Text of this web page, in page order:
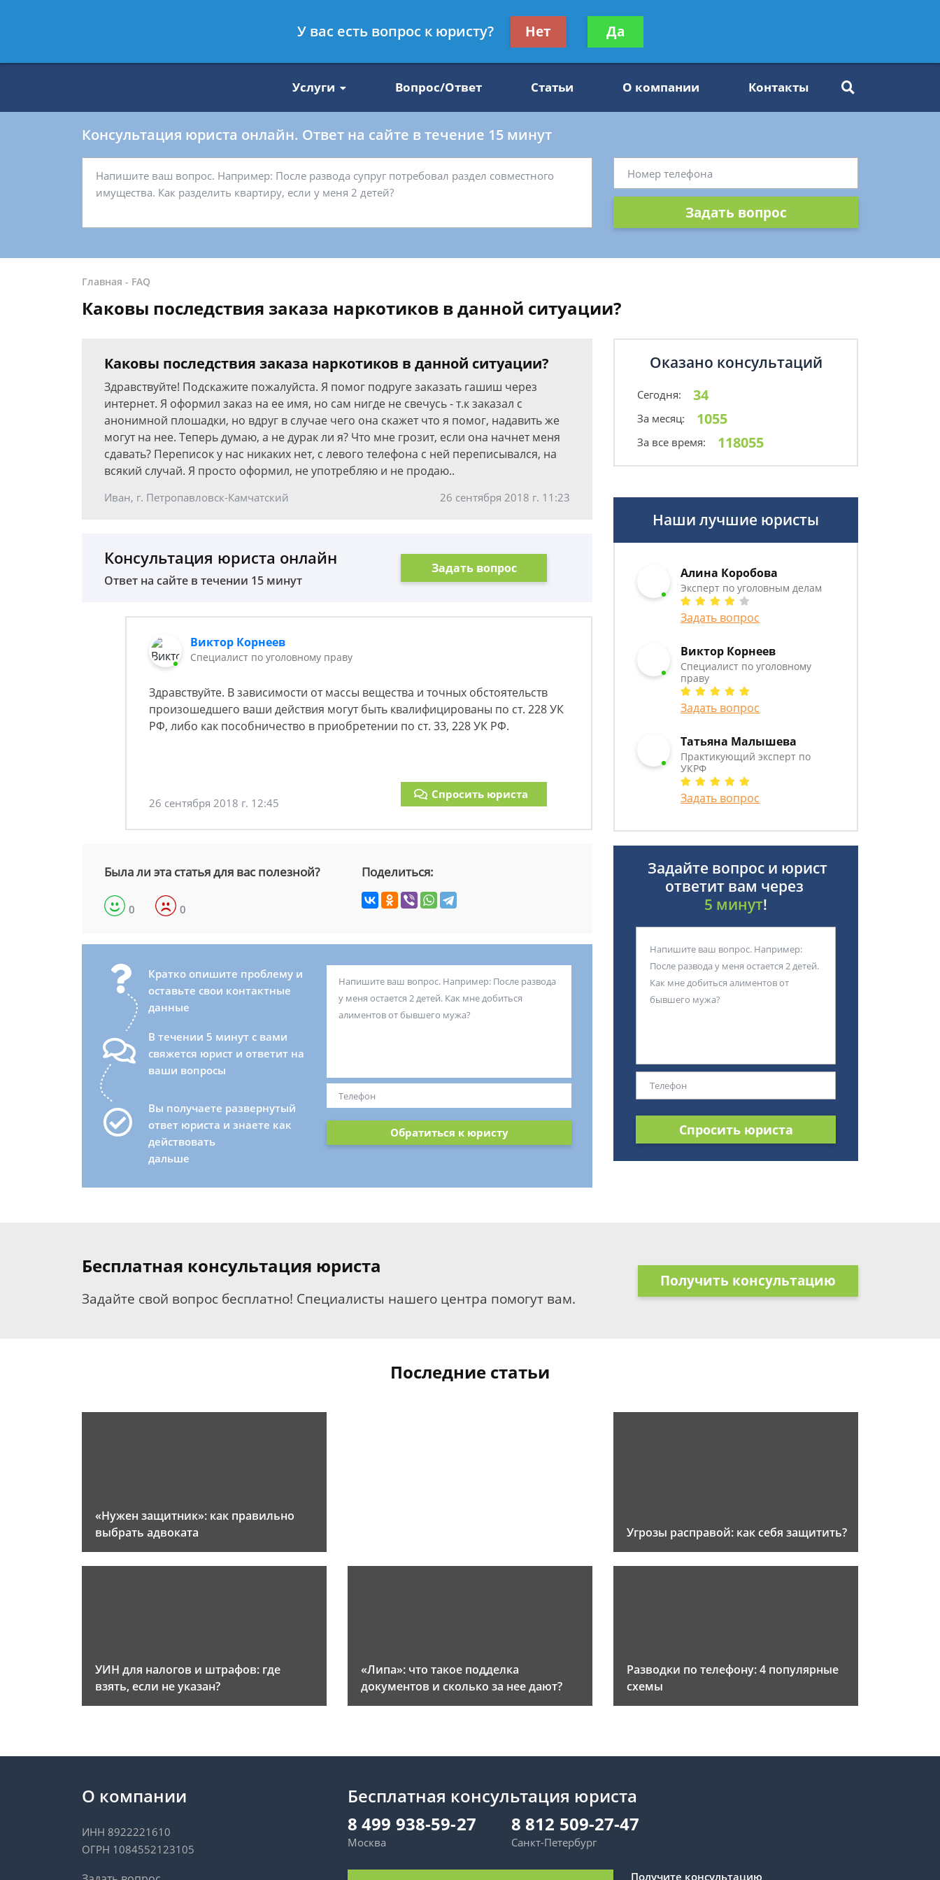
8 812 509-27-47
Получите консультацию
бесплатно
Услуги Вопрос/Ответ Статьи О компании Контакты
Консультация юриста онлайн. Ответ на сайте в течение 15 минут
Задать вопрос
Главная - FAQ
Каковы последствия заказа наркотиков в данной ситуации?
Каковы последствия заказа наркотиков в данной ситуации?
Здравствуйте! Подскажите пожалуйста. Я помог подруге заказать гашиш через
интернет. Я оформил заказ на ее имя, но сам нигде не свечусь - т.к заказал с
анонимной плошадки, но вдруг в случае чего она скажет что я помог, надавить же
могут на нее. Теперь думаю, а не дурак ли я? Что мне грозит, если она начнет меня
сдавать? Переписок у нас никаких нет, с левого телефона с ней переписывался, на
всякий случай. Я просто оформил, не употребляю и не продаю..
Иван, г. Петропавловск-Камчатский 26 сентября 2018 г. 11:23
Консультация юриста онлайн
Ответ на сайте в течении 15 минут
Задать вопрос
Виктор Корнеев
Cпециалист по уголовному праву
Здравствуйте. В зависимости от массы вещества и точных обстоятельств
произошедшего ваши действия могут быть квалифицированы по ст. 228 УК
РФ, либо как пособничество в приобретении по ст. 33, 228 УК РФ.
26 сентября 2018 г. 12:45
Спросить юриста
Была ли эта статья для вас полезной?
0 0
Поделиться:
Кратко опишите проблему и
оставьте свои контактные
данные
В течении 5 минут с вами
свяжется юрист и ответит на
ваши вопросы
Вы получаете развернутый
ответ юриста и знаете как
действовать
дальше
Обратиться к юристу
Оказано консультаций
Сегодня: 34
За месяц: 1055
За все время: 118055
Наши лучшие юристы
Алина Коробова
Эксперт по уголовным делам
Задать вопрос
Виктор Корнеев
Cпециалист по уголовному
праву
Задать вопрос
Татьяна Малышева
Практикующий эксперт по
УКРФ
Задать вопрос
Задайте вопрос и юрист
ответит вам через
5 минут!
Спросить юриста
Бесплатная консультация юриста
Задайте свой вопрос бесплатно! Специалисты нашего центра помогут вам.
Получить консультацию
Последние статьи
«Нужен защитник»: как правильно
выбрать адвоката
Угрозы расправой: как себя защитить?
УИН для налогов и штрафов: где
взять, если не указан?
«Липа»: что такое подделка
документов и сколько за нее дают?
Разводки по телефону: 4 популярные
схемы
О компании
ИНН 8922221610
ОГРН 1084552123105
Бесплатная консультация юриста
8 499 938-59-27
Москва
8 812 509-27-47
Санкт-Петербург
Получите консультацию
У вас есть вопрос к юристу? Нет Да